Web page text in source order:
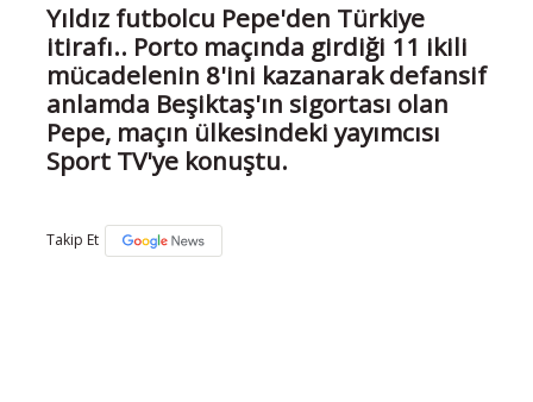
Yıldız futbolcu Pepe'den Türkiye
itirafı.. Porto maçında girdiği 11 ikili
mücadelenin 8'ini kazanarak defansif
anlamda Beşiktaş'ın sigortası olan
Pepe, maçın ülkesindeki yayımcısı
Sport TV'ye konuştu.
Takip Et